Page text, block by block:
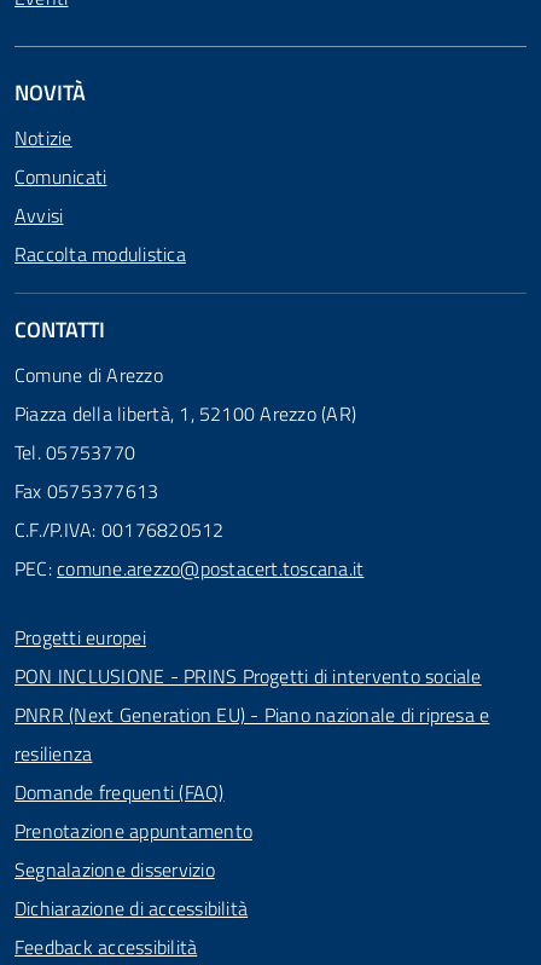
NOVITÀ
Notizie
Comunicati
Avvisi
Raccolta modulistica
CONTATTI
Comune di Arezzo
Piazza della libertà, 1, 52100 Arezzo (AR)
Tel. 05753770
Fax 0575377613
C.F./P.IVA: 00176820512
PEC:comune.arezzo@postacert.toscana.it
Progetti europei
PON INCLUSIONE - PRINS Progetti di intervento sociale
PNRR (Next Generation EU) - Piano nazionale di ripresa e
resilienza
Domande frequenti (FAQ)
Prenotazione appuntamento
Segnalazione disservizio
Dichiarazione di accessibilità
Feedback accessibilità